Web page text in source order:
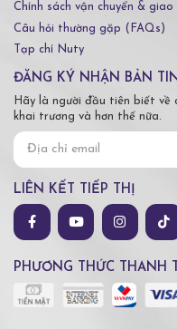
Chính sách vận chuyển & giao
Câu hỏi thường gặp (FAQs)
Tạp chí Nuty
ĐĂNG KÝ NHẬN BẢN
Hãy là người đầu tiên biết về
khai trương và hơn thế nữa.
LIÊN KẾT TIẾP THỊ
PHƯƠNG THỨC THANH